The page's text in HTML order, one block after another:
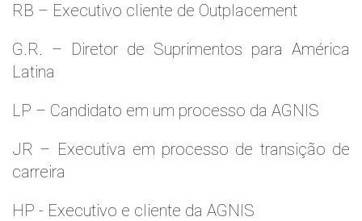
RB – Executivo cliente de Outplacement
G.R. – Diretor de Suprimentos para América
Latina
LP – Candidato em um processo da AGNIS
JR – Executiva em processo de transição de
carreira
HP - Executivo e cliente da AGNIS